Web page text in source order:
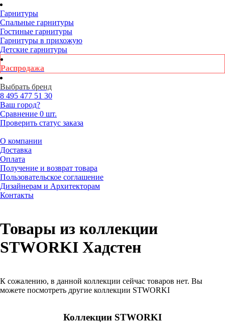
Гарнитуры
Спальные гарнитуры
Гостиные гарнитуры
Гарнитуры в прихожую
Детские гарнитуры
Распродажа
Выбрать бренд
8 495 477 51 30
Ваш город?
Сравнение 0 шт.
Проверить статус заказа
О компании
Доставка
Оплата
Получение и возврат товара
Пользовательское соглашение
Дизайнерам и Архитекторам
Контакты
Товары из коллекции
STWORKI Хадстен
К сожалению, в данной коллекции сейчас товаров нет. Вы
можете посмотреть другие коллекции STWORKI
Коллекции STWORKI